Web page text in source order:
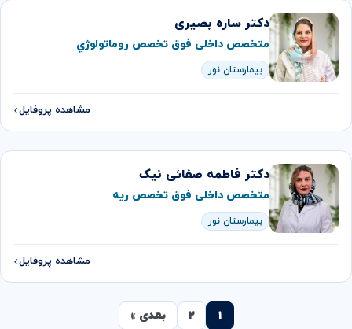
دکتر ساره بصیری
متخصص داخلی فوق تخصص روماتولوژي
بیمارستان نور
مشاهده پروفایل
دکتر فاطمه صفائی نیک
متخصص داخلی فوق تخصص ريه
بیمارستان نور
مشاهده پروفایل
۱ ۲ بعدی »